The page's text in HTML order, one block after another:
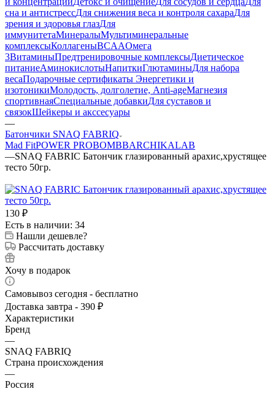
сна и антистрессДля снижения веса и контроля сахараДля
зрения и здоровья глазДля
иммунитетаМинералыМультиминеральные
комплексыКоллагеныBCAAОмега
3ВитаминыПредтренировочные комплексыДиетическое
питаниеАминокислотыНапиткиГлютаминыДля набора
весаПодарочные сертификаты Энергетики и
изотоникиМолодость, долголетие, Anti-ageМагнезия
спортивнаяСпециальные добавкиДля суставов и
связокШейкеры и акссесуары
—
Батончики SNAQ FABRIQ
Mad FitPOWER PROBOMBBARCHIKALAB
—SNAQ FABRIC Батончик глазированный арахис,хрустящее
тесто 50гр.
130 ₽
Есть в наличии: 34
Нашли дешевле?
Рассчитать доставку
Хочу в подарок
Самовывоз сегодня - бесплатно
Доставка завтра - 390 ₽
Характеристики
Бренд
—
SNAQ FABRIQ
Страна происхождения
—
Россия